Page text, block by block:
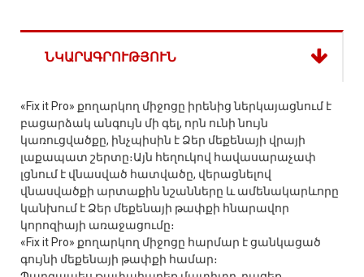
ՆԿԱՐԱԳՐՈՒԹՅՈՒՆ
«Fix it Pro» քողարկող միջոցը իրենից ներկայացնում է
բացարձակ անգույն մի գել, որն ունի նույն
կառուցվածքը, ինչպիսին է Ձեր մեքենայի վրայի
լաքապատ շերտը։Այն հեղուկով հավասարաչափ
լցնում է վնասված հատվածը, վերացնելով
վնասվածքի արտաքին նշանները և ամենակարևորը
կանխում է Ձեր մեքենայի թափքի հնարավոր
կորոզիայի առաջացումը։
«Fix it Pro» քողարկող միջոցը հարմար է ցանկացած
գույնի մեքենայի թափքի համար։